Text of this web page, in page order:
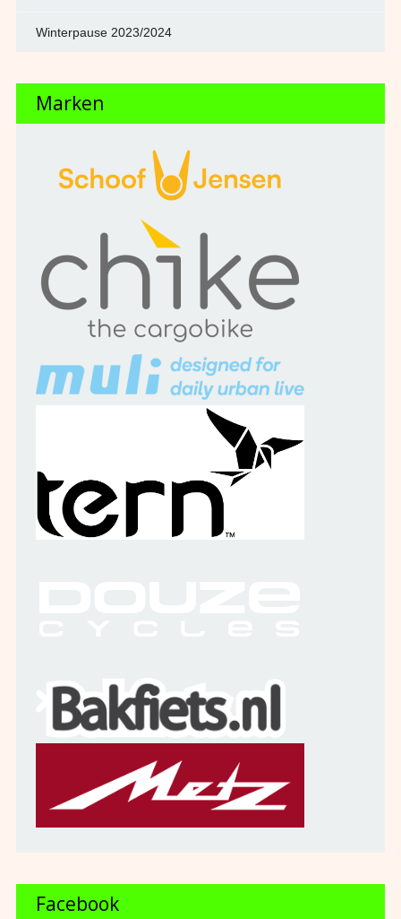
Winterpause 2023/2024
Marken
Facebook